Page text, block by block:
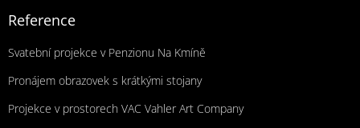
Reference
Svatební projekce v Penzionu Na Kmíně
Pronájem obrazovek s krátkými stojany
Projekce v prostorech VAC Vahler Art Company